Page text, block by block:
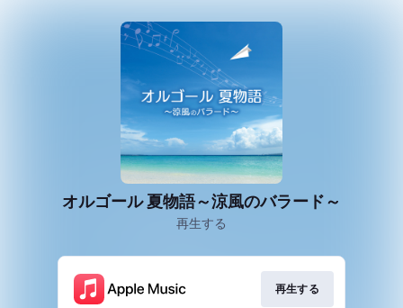
オルゴール 夏物語～涼風のバラード～
再生する
再生する